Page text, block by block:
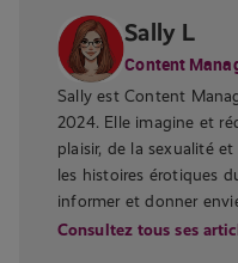
Sally L
Content
Sally est Content
2024. Elle imagine et
plaisir, de la sexualité
les histoires érotiques
informer et donner
Consultez tous ses